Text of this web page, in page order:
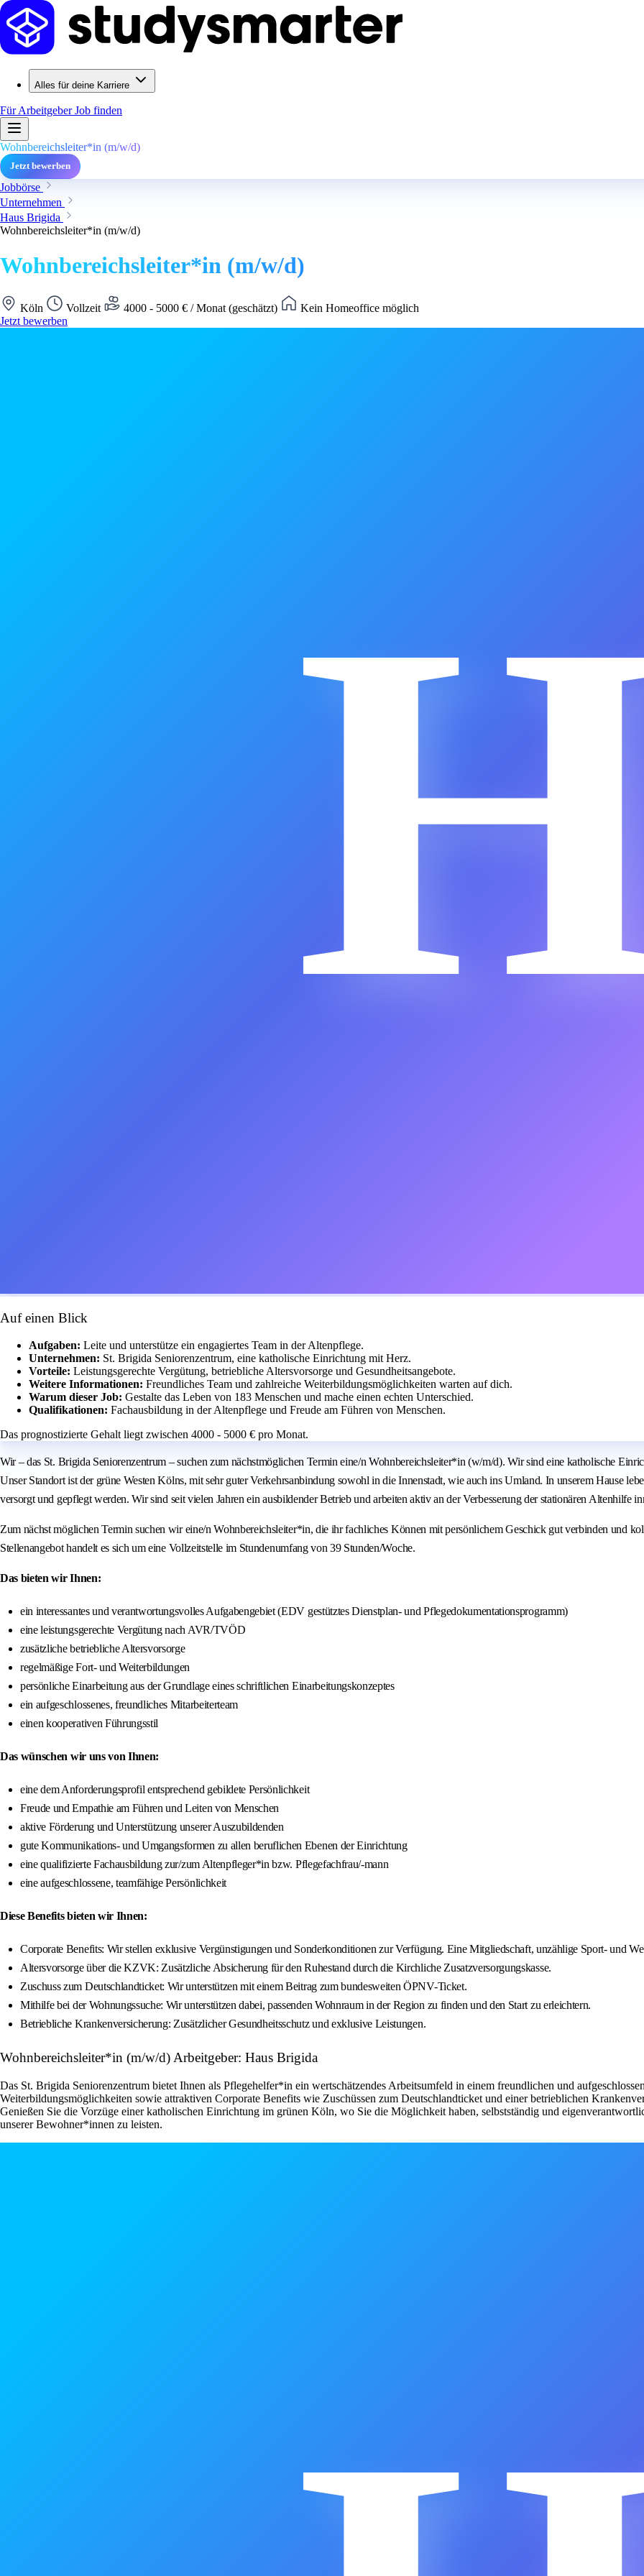
Alles für deine Karriere
Für ArbeitgeberJob finden
Wohnbereichsleiter*in (m/w/d)
Jetzt bewerben
Jobbörse
Unternehmen
Haus Brigida
Wohnbereichsleiter*in (m/w/d)
Wohnbereichsleiter*in (m/w/d)
Köln Vollzeit 4000 - 5000 € / Monat (geschätzt)
Kein Homeoffice möglich
Jetzt bewerben
Auf einen Blick
Aufgaben: Leite und unterstütze ein engagiertes Team in der Altenpflege.
Unternehmen: St. Brigida Seniorenzentrum, eine katholische Einrichtung mit Herz.
Vorteile: Leistungsgerechte Vergütung, betriebliche Altersvorsorge und Gesundheitsangebote.
Weitere Informationen: Freundliches Team und zahlreiche Weiterbildungsmöglichkeiten warten auf dich.
Warum dieser Job: Gestalte das Leben von 183 Menschen und mache einen echten Unterschied.
Qualifikationen: Fachausbildung in der Altenpflege und Freude am Führen von Menschen.
Das prognostizierte Gehalt liegt zwischen 4000 - 5000 € pro Monat.
Wir – das St. Brigida Seniorenzentrum – suchen zum nächstmöglichen Termin eine/n Wohnbereichsleiter*in (w/m/d). Wir sind eine katholische
Unser Standort ist der grüne Westen Kölns, mit sehr guter Verkehrsanbindung sowohl in die Innenstadt, wie auch ins Umland. In unserem Hause
versorgt und gepflegt werden. Wir sind seit vielen Jahren ein ausbildender Betrieb und arbeiten aktiv an der Verbesserung der stationären Altenhilfe
Zum nächst möglichen Termin suchen wir eine/n Wohnbereichsleiter*in, die ihr fachliches Können mit persönlichem Geschick gut verbinden und
Stellenangebot handelt es sich um eine Vollzeitstelle im Stundenumfang von 39 Stunden/Woche.
Das bieten wir Ihnen:
ein interessantes und verantwortungsvolles Aufgabengebiet (EDV gestütztes Dienstplan- und Pflegedokumentationsprogramm)
eine leistungsgerechte Vergütung nach AVR/TVÖD
zusätzliche betriebliche Altersvorsorge
regelmäßige Fort- und Weiterbildungen
persönliche Einarbeitung aus der Grundlage eines schriftlichen Einarbeitungskonzeptes
ein aufgeschlossenes, freundliches Mitarbeiterteam
einen kooperativen Führungsstil
Das wünschen wir uns von Ihnen:
eine dem Anforderungsprofil entsprechend gebildete Persönlichkeit
Freude und Empathie am Führen und Leiten von Menschen
aktive Förderung und Unterstützung unserer Auszubildenden
gute Kommunikations- und Umgangsformen zu allen beruflichen Ebenen der Einrichtung
eine qualifizierte Fachausbildung zur/zum Altenpfleger*in bzw. Pflegefachfrau/-mann
eine aufgeschlossene, teamfähige Persönlichkeit
Diese Benefits bieten wir Ihnen:
Corporate Benefits: Wir stellen exklusive Vergünstigungen und Sonderkonditionen zur Verfügung. Eine Mitgliedschaft, unzählige Sport- und
Altersvorsorge über die KZVK: Zusätzliche Absicherung für den Ruhestand durch die Kirchliche Zusatzversorgungskasse.
Zuschuss zum Deutschlandticket: Wir unterstützen mit einem Beitrag zum bundesweiten ÖPNV-Ticket.
Mithilfe bei der Wohnungssuche: Wir unterstützen dabei, passenden Wohnraum in der Region zu finden und den Start zu erleichtern.
Betriebliche Krankenversicherung: Zusätzlicher Gesundheitsschutz und exklusive Leistungen.
Wohnbereichsleiter*in (m/w/d) Arbeitgeber: Haus Brigida
Das St. Brigida Seniorenzentrum bietet Ihnen als Pflegehelfer*in ein wertschätzendes Arbeitsumfeld in einem freundlichen und
Weiterbildungsmöglichkeiten sowie attraktiven Corporate Benefits wie Zuschüssen zum Deutschlandticket und einer betrieblichen
Genießen Sie die Vorzüge einer katholischen Einrichtung im grünen Köln, wo Sie die Möglichkeit haben, selbstständig und
unserer Bewohner*innen zu leisten.